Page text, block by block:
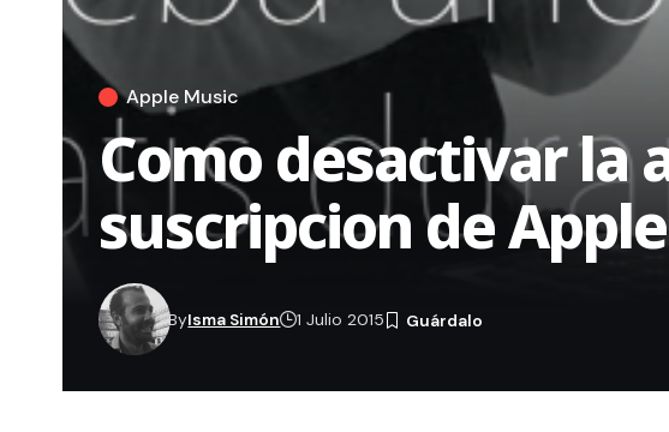
Apple Music
Como desactivar la
suscripcion de
ByIsma Simón 1 Julio 2015